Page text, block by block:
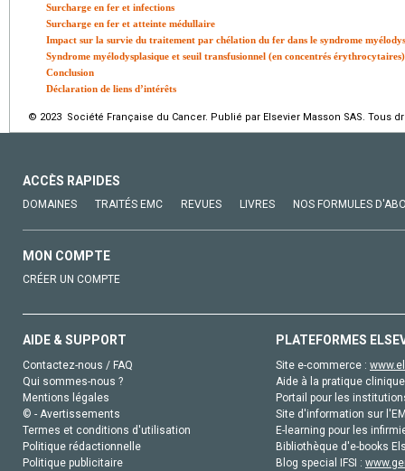
Surcharge en fer et infections
Surcharge en fer et atteinte médullaire
Impact sur la survie du traitement par chélation du fer dans le syndrome
Syndrome myélodysplasique et seuil transfusionnel (en concentrés érythrocytaires)
Conclusion
Déclaration de liens d’intérêts
© 2023 Société Française du Cancer. Publié par Elsevier Masson SAS. Tous
ACCÈS RAPIDES
DOMAINES TRAITÉS EMC REVUES LIVRES NOS FORMULES
MON COMPTE
CRÉER UN COMPTE
AIDE & SUPPORT
Contactez-nous / FAQ
Qui sommes-nous ?
Mentions légales
© - Avertissements
Termes et conditions d'utilisation
Politique rédactionnelle
Politique publicitaire
PLATEFORMES
Site e-commerce :
Aide à la pratique
Portail pour les
Site d'information sur
E-learning pour les
Bibliothèque d'e-books
Blog special IFSI :